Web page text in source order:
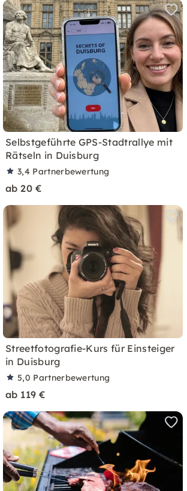
Selbstgeführte GPS-Stadtrallye mit
Rätseln in Duisburg
3,4 Partnerbewertung
ab 20 €
Streetfotografie-Kurs für Einsteiger
in Duisburg
5,0 Partnerbewertung
ab 119 €